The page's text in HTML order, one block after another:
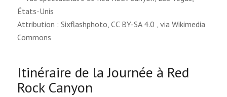
Attribution : Sixflashphoto, CC BY-SA 4.0 , via Wikimedia
Commons
Itinéraire de la Journée à Red
Rock Canyon